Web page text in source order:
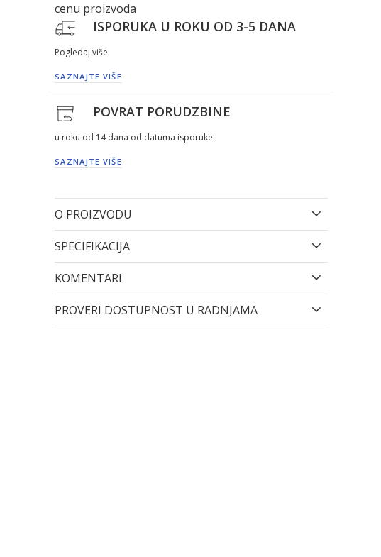
cenu proizvoda
ISPORUKA U ROKU OD 3-5 DANA
Pogledaj više
SAZNAJTE VIŠE
POVRAT PORUDZBINE
u roku od 14 dana od datuma isporuke
SAZNAJTE VIŠE
O PROIZVODU
SPECIFIKACIJA
KOMENTARI
PROVERI DOSTUPNOST U RADNJAMA